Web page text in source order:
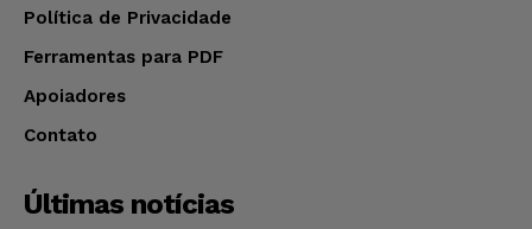
Política de Privacidade
Ferramentas para PDF
Apoiadores
Contato
Últimas notícias